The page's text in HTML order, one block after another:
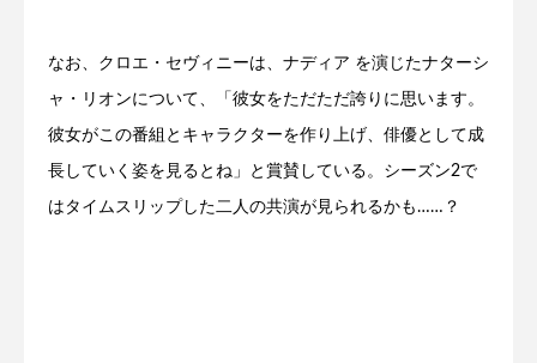
なお、クロエ・セヴィニーは、ナディア を演じたナターシ
ャ・リオンについて、「彼女をただただ誇りに思います。
彼女がこの番組とキャラクターを作り上げ、俳優として成
長していく姿を見るとね」と賞賛している。シーズン2で
はタイムスリップした二人の共演が見られるかも……？